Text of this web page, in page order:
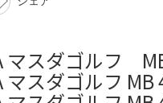
マスダゴルフ
マスダゴルフ MB